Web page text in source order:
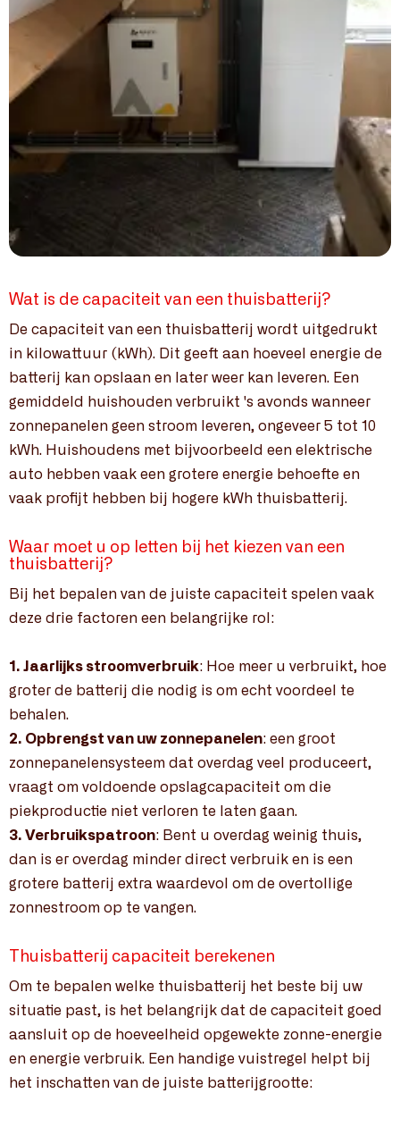
Wat is de capaciteit van een thuisbatterij?
De capaciteit van een thuisbatterij wordt uitgedrukt
in kilowattuur (kWh). Dit geeft aan hoeveel energie de
batterij kan opslaan en later weer kan leveren. Een
gemiddeld huishouden verbruikt 's avonds wanneer
zonnepanelen geen stroom leveren, ongeveer 5 tot 10
kWh. Huishoudens met bijvoorbeeld een elektrische
auto hebben vaak een grotere energie behoefte en
vaak profijt hebben bij hogere kWh thuisbatterij.
Waar moet u op letten bij het kiezen van een
thuisbatterij?
Bij het bepalen van de juiste capaciteit spelen vaak
deze drie factoren een belangrijke rol:
1. Jaarlijks stroomverbruik: Hoe meer u verbruikt, hoe
groter de batterij die nodig is om echt voordeel te
behalen.
2. Opbrengst van uw zonnepanelen: een groot
zonnepanelensysteem dat overdag veel produceert,
vraagt om voldoende opslagcapaciteit om die
piekproductie niet verloren te laten gaan.
3. Verbruikspatroon: Bent u overdag weinig thuis,
dan is er overdag minder direct verbruik en is een
grotere batterij extra waardevol om de overtollige
zonnestroom op te vangen.
Thuisbatterij capaciteit berekenen
Om te bepalen welke thuisbatterij het beste bij uw
situatie past, is het belangrijk dat de capaciteit goed
aansluit op de hoeveelheid opgewekte zonne-energie
en energie verbruik. Een handige vuistregel helpt bij
het inschatten van de juiste batterijgrootte: